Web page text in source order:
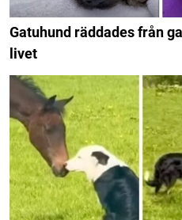
Gatuhund räddades från
livet